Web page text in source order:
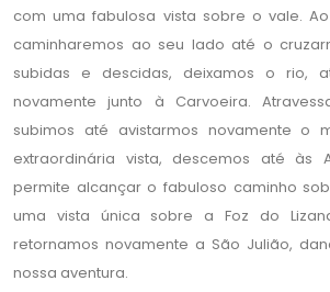
com uma fabulosa vista sobre o vale.
caminharemos ao seu lado até o
subidas e descidas, deixamos o rio,
novamente junto à Carvoeira.
subimos até avistarmos novamente o
extraordinária vista, descemos até às
permite alcançar o fabuloso caminho
uma vista única sobre a Foz do
retornamos novamente a São Julião,
nossa aventura.